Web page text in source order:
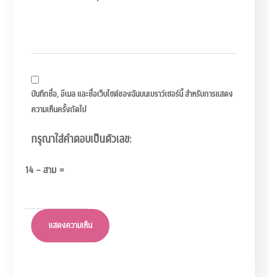
บันทึกชื่อ, อีเมล และชื่อเว็บไซต์ของฉันบนเบราว์เซอร์นี้ สำหรับการแสดง
ความเห็นครั้งถัดไป
กรุณาใส่คำตอบเป็นตัวเลข:
14 − สาม =